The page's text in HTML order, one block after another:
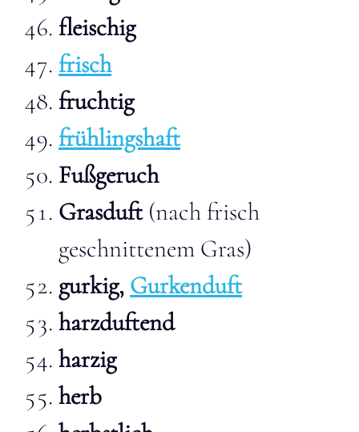
fleischig
frisch
fruchtig
frühlingshaft
Fußgeruch
Grasduft(nach frisch
geschnittenem Gras)
gurkig, Gurkenduft
harzduftend
harzig
herb